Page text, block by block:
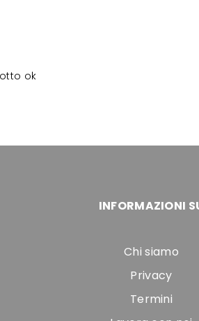
ok
INFORMAZIONI
Chi siamo
Privacy
Termini